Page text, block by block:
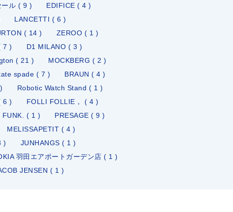
ール ( 9 )
EDIFICE ( 4 )
LANCETTI ( 6 )
( 14 )
ZEROO ( 1 )
7 )
D1 MILANO ( 3 )
( 21 )
MOCKBERG ( 2 )
spade ( 7 )
BRAUN ( 4 )
Robotic Watch Stand ( 1 )
6 )
FOLLI FOLLIE， ( 4 )
FUNK. ( 1 )
PRESAGE ( 9 )
MELISSAPETIT ( 4 )
)
JUNHANGS ( 1 )
羽田エアポートガーデン店 ( 1 )
JENSEN ( 1 )